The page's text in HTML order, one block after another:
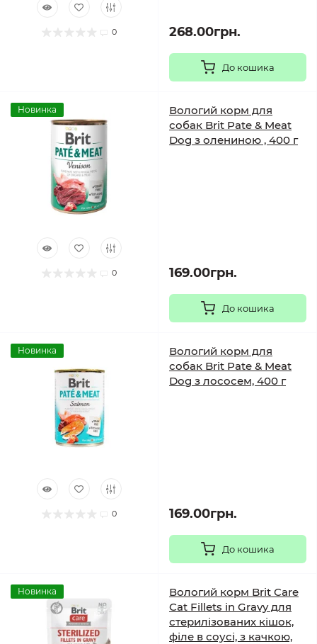
0 268.00грн.
До кошика
Новинка
0
Вологий корм для
собак Brit Pate & Meat
Dog з олениною , 400 г
169.00грн.
До кошика
Новинка
0
Вологий корм для
собак Brit Pate & Meat
Dog з лососем, 400 г
169.00грн.
До кошика
Новинка
Вологий корм Brit Care
Cat Fillets in Gravy для
стерилізованих кішок,
філе в соусі, з качкою,